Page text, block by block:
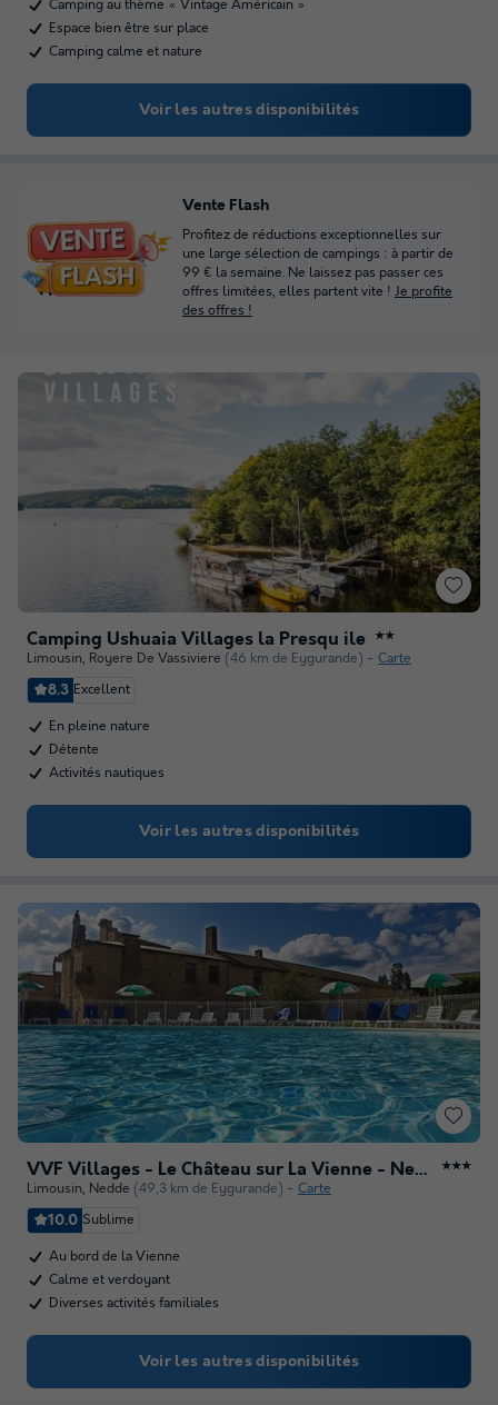
Camping au thème « Vintage Américain »
Espace bien être sur place
Camping calme et nature
Voir les autres disponibilités
Camping Ushuaia Villages la Presqu ile ★★
Limousin, Royere De Vassiviere (46 km de Eygurande) Carte
8.3 Excellent
En pleine nature
Détente
Activités nautiques
Voir les autres disponibilités
VVF Villages - Le Château sur La Vienne - Nedde ★★★
Limousin, Nedde (49,3 km de Eygurande) Carte
10.0 Sublime
Au bord de la Vienne
Calme et verdoyant
Diverses activités familiales
Voir les autres disponibilités
Vente Flash
Profitez de réductions exceptionnelles sur
une large sélection de campings : à partir de
99 € la semaine. Ne laissez pas passer ces
offres limitées, elles partent vite ! Je profite
des offres !